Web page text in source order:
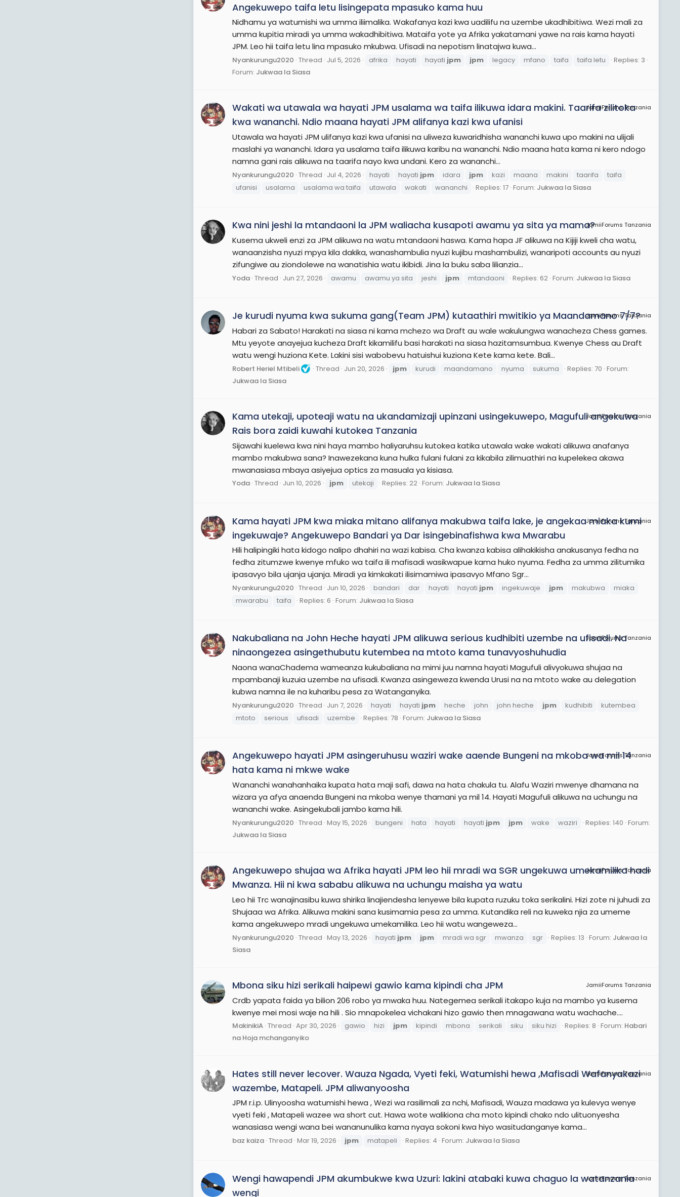
Angekuwepo taifa letu lisingepata mpasuko kama huu
Nidhamu ya watumishi wa umma iliimalika. Wakafanya kazi kwa uadilifu na uzembe ukadhibitiwa. Wezi mali za
umma kupitia miradi ya umma wakadhibitiwa. Mataifa yote ya Afrika yakatamani yawe na rais kama hayati
JPM. Leo hii taifa letu lina mpasuko mkubwa. Ufisadi na nepotism linatajwa kuwa...
Nyankurungu2020 Thread Jul 5, 2026 afrika hayati hayati jpm jpm legacy mfano taifa taifa letu
Replies: 3
Forum: Jukwaa la Siasa
JamiiForums Tanzania
Wakati wa utawala wa hayati JPM usalama wa taifa ilikuwa idara makini. Taarifa zilitoka
kwa wananchi. Ndio maana hayati JPM alifanya kazi kwa ufanisi
Utawala wa hayati JPM ulifanya kazi kwa ufanisi na uliweza kuwaridhisha wananchi kuwa upo makini na ulijali
maslahi ya wananchi. Idara ya usalama taifa ilikuwa karibu na wananchi. Ndio maana hata kama ni kero ndogo
namna gani rais alikuwa na taarifa nayo kwa undani. Kero za wananchi...
Nyankurungu2020 Thread Jul 4, 2026 hayati hayati jpm idara jpm kazi maana makini taarifa
taifa
ufanisi
usalama usalama wa taifa utawala wakati wananchi Replies: 17 Forum: Jukwaa la Siasa
JamiiForums Tanzania
Kwa nini jeshi la mtandaoni la JPM waliacha kusapoti awamu ya sita ya mama?
Kusema ukweli enzi za JPM alikuwa na watu mtandaoni haswa. Kama hapa JF alikuwa na Kijiji kweli cha watu,
wanaanzisha nyuzi mpya kila dakika, wanashambulia nyuzi kujibu mashambulizi, wanaripoti accounts au nyuzi
zifungiwe au ziondolewe na wanatishia watu ikibidi. Jina la buku saba lilianzia...
Yoda Thread Jun 27, 2026 awamu awamu ya sita jeshi jpm mtandaoni Replies: 62 Forum: Jukwaa la Siasa
JamiiForums Tanzania
Je kurudi nyuma kwa sukuma gang(Team JPM) kutaathiri mwitikio ya Maandamano 7/7?
Habari za Sabato! Harakati na siasa ni kama mchezo wa Draft au wale wakulungwa wanacheza Chess games.
Mtu yeyote anayejua kucheza Draft kikamilifu basi harakati na siasa hazitamsumbua. Kwenye Chess au Draft
watu wengi huziona Kete. Lakini sisi wabobevu hatuishui kuziona Kete kama kete. Bali...
Robert Heriel Mtibeli Thread Jun 20, 2026 jpm kurudi maandamano nyuma sukuma Replies: 70 Forum:
Jukwaa la Siasa
JamiiForums Tanzania
Kama utekaji, upoteaji watu na ukandamizaji upinzani usingekuwepo, Magufuli angekuwa
Rais bora zaidi kuwahi kutokea Tanzania
Sijawahi kuelewa kwa nini haya mambo haliyaruhsu kutokea katika utawala wake wakati alikuwa anafanya
mambo makubwa sana? Inawezekana kuna hulka fulani fulani za kikabila zilimuathiri na kupelekea akawa
mwanasiasa mbaya asiyejua optics za masuala ya kisiasa.
Yoda Thread Jun 10, 2026 jpm utekaji Replies: 22 Forum: Jukwaa la Siasa
JamiiForums Tanzania
Kama hayati JPM kwa miaka mitano alifanya makubwa taifa lake, je angekaa miaka kumi
ingekuwaje? Angekuwepo Bandari ya Dar isingebinafishwa kwa Mwarabu
Hili halipingiki hata kidogo nalipo dhahiri na wazi kabisa. Cha kwanza kabisa alihakikisha anakusanya fedha na
fedha zitumzwe kwenye mfuko wa taifa ili mafisadi wasikwapue kama huko nyuma. Fedha za umma zilitumika
ipasavyo bila ujanja ujanja. Miradi ya kimkakati ilisimamiwa ipasavyo Mfano Sgr...
Nyankurungu2020 Thread Jun 10, 2026 bandari dar hayati hayati jpm ingekuwaje jpm makubwa
miaka
mwarabu
taifa Replies: 6 Forum: Jukwaa la Siasa
JamiiForums Tanzania
Nakubaliana na John Heche hayati JPM alikuwa serious kudhibiti uzembe na ufisadi. Na
ninaongezea asingethubutu kutembea na mtoto kama tunavyoshuhudia
Naona wanaChadema wameanza kukubaliana na mimi juu namna hayati Magufuli alivyokuwa shujaa na
mpambanaji kuzuia uzembe na ufisadi. Kwanza asingeweza kwenda Urusi na na mtoto wake au delegation
kubwa namna ile na kuharibu pesa za Watanganyika.
Nyankurungu2020 Thread Jun 7, 2026 hayati hayati jpm heche john john heche jpm kudhibiti
kutembea
mtoto
serious ufisadi uzembe Replies: 78 Forum: Jukwaa la Siasa
JamiiForums Tanzania
Angekuwepo hayati JPM asingeruhusu waziri wake aaende Bungeni na mkoba wa mil 14
hata kama ni mkwe wake
Wananchi wanahanhaika kupata hata maji safi, dawa na hata chakula tu. Alafu Waziri mwenye dhamana na
wizara ya afya anaenda Bungeni na mkoba wenye thamani ya mil 14. Hayati Magufuli alikuwa na uchungu na
wananchi wake. Asingekubali jambo kama hili.
Nyankurungu2020 Thread May 15, 2026 bungeni hata hayati hayati jpm jpm wake waziri Replies: 140 Forum:
Jukwaa la Siasa
JamiiForums Tanzania
Angekuwepo shujaa wa Afrika hayati JPM leo hii mradi wa SGR ungekuwa umekamilika hadi
Mwanza. Hii ni kwa sababu alikuwa na uchungu maisha ya watu
Leo hii Trc wanajinasibu kuwa shirika linajiendesha lenyewe bila kupata ruzuku toka serikalini. Hizi zote ni juhudi za
Shujaaa wa Afrika. Alikuwa makini sana kusimamia pesa za umma. Kutandika reli na kuweka njia za umeme
kama angekuwepo mradi ungekuwa umekamilika. Leo hii watu wangeweza...
Nyankurungu2020 Thread May 13, 2026 hayati jpm jpm mradi wa sgr mwanza sgr Replies: 13 Forum: Jukwaa la
Siasa
JamiiForums Tanzania
Mbona siku hizi serikali haipewi gawio kama kipindi cha JPM
Crdb yapata faida ya bilion 206 robo ya mwaka huu. Nategemea serikali itakapo kuja na mambo ya kusema
kwenye mei mosi waje na hili . Sio mnapokelea vichakani hizo gawio then mnagawana watu wachache....
MakinikiA Thread Apr 30, 2026 gawio hizi jpm kipindi mbona serikali siku siku hizi Replies: 8 Forum: Habari
na Hoja mchanganyiko
JamiiForums Tanzania
Hates still never lecover. Wauza Ngada, Vyeti feki, Watumishi hewa ,Mafisadi Wafanyakazi
wazembe, Matapeli. JPM aliwanyoosha
JPM r.i.p. Ulinyoosha watumishi hewa , Wezi wa rasilimali za nchi, Mafisadi, Wauza madawa ya kulevya wenye
vyeti feki , Matapeli wazee wa short cut. Hawa wote walikiona cha moto kipindi chako ndo ulituonyesha
wanasiasa wengi wana bei wananunulika kama nyaya sokoni kwa hiyo wasitudanganye kama...
baz kaiza Thread Mar 19, 2026 jpm matapeli Replies: 4 Forum: Jukwaa la Siasa
JamiiForums Tanzania
Wengi hawapendi JPM akumbukwe kwa Uzuri: lakini atabaki kuwa chaguo la watanzania
wengi